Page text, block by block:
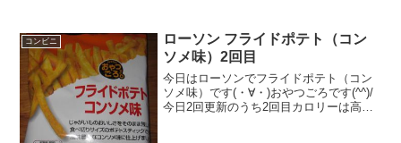
コンビニ
ローソン フライドポテト（コン
ソメ味）2回目
今日はローソンでフライドポテト（コン
ソメ味）です(・∀・)おやつごろです(^^)/
今日2回更新のうち2回目カロリーは高め